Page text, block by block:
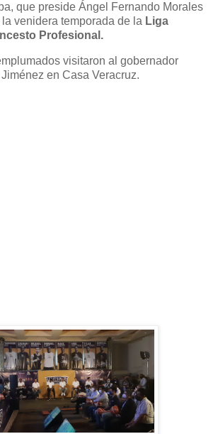
que preside Ángel Fernando Morales
venidera temporada de la Liga
Profesional.
visitaron al gobernador
en Casa Veracruz.